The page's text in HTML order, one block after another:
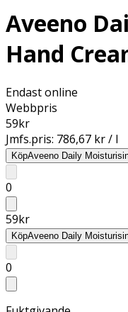
Aveeno
Hand
Endast online
Webbpris
59kr
Jmfs.pris: 786,67 kr / l
KöpAveeno Daily
0
59kr
KöpAveeno Daily
0